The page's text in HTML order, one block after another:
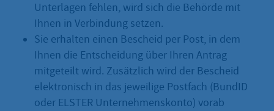
Unterlagen fehlen, wird sich die Behörde mit
Ihnen in Verbindung setzen.
Sie erhalten einen Bescheid per Post, in dem
Ihnen die Entscheidung über Ihren Antrag
mitgeteilt wird. Zusätzlich wird der Bescheid
elektronisch in das jeweilige Postfach (BundID
oder ELSTER Unternehmenskonto) vorab